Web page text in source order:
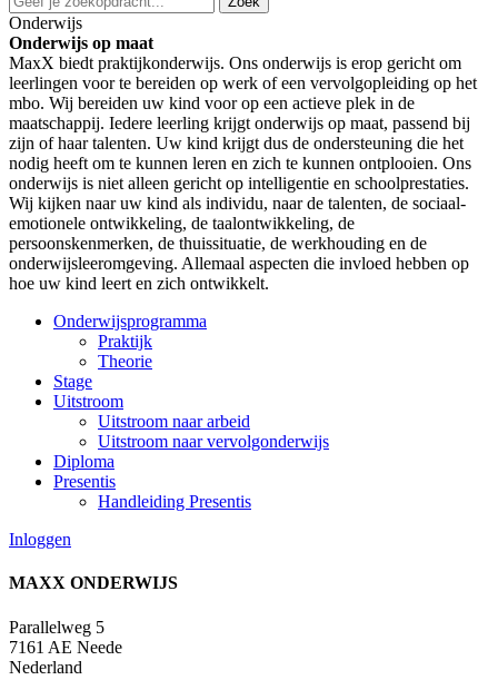
Onderwijs
Onderwijs op maat
MaxX biedt praktijkonderwijs. Ons onderwijs is erop gericht om
leerlingen voor te bereiden op werk of een vervolgopleiding op het
mbo. Wij bereiden uw kind voor op een actieve plek in de
maatschappij. Iedere leerling krijgt onderwijs op maat, passend bij
zijn of haar talenten. Uw kind krijgt dus de ondersteuning die het
nodig heeft om te kunnen leren en zich te kunnen ontplooien. Ons
onderwijs is niet alleen gericht op intelligentie en schoolprestaties.
Wij kijken naar uw kind als individu, naar de talenten, de sociaal-
emotionele ontwikkeling, de taalontwikkeling, de
persoonskenmerken, de thuissituatie, de werkhouding en de
onderwijsleeromgeving. Allemaal aspecten die invloed hebben op
hoe uw kind leert en zich ontwikkelt.
Onderwijsprogramma
Praktijk
Theorie
Stage
Uitstroom
Uitstroom naar arbeid
Uitstroom naar vervolgonderwijs
Diploma
Presentis
Handleiding Presentis
Inloggen
MAXX ONDERWIJS
Parallelweg 5
7161 AE Neede
Nederland